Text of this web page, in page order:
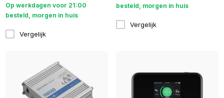
Op werkdagen voor 21:00
besteld, morgen in huis
Vergelijk
besteld, morgen in huis
Vergelijk